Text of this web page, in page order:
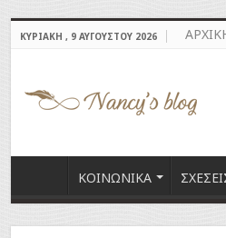
ΚΥΡΙΑΚΉ , 9 ΑΥΓΟΎΣΤΟΥ 2026
ΚΟΙΝΩΝΙΚΑ